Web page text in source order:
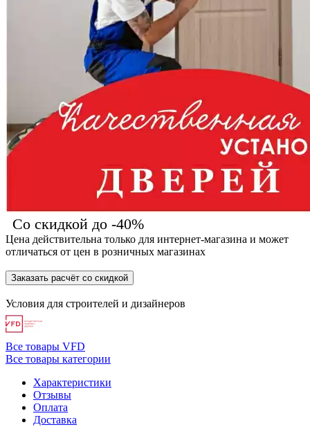
Со скидкой до -40%
Цена действительна только для интернет-магазина и может
отличаться от цен в розничных магазинах
Заказать расчёт со скидкой
Условия для строителей и дизайнеров
Все товары VFD
Все товары категории
Характеристики
Отзывы
Оплата
Доставка